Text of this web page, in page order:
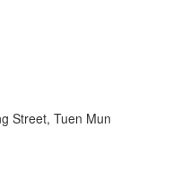
Street, Tuen Mun